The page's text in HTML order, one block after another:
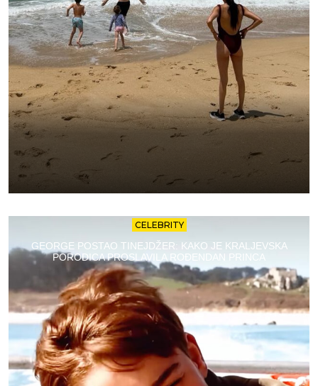
CELEBRITY
GEORGE POSTAO TINEJDŽER: KAKO JE KRALJEVSKA
PORODICA PROSLAVILA ROĐENDAN PRINCA